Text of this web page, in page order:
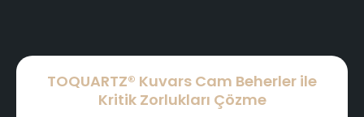
TOQUARTZ® Kuvars Cam Beherler ile
Kritik Zorlukları Çözme